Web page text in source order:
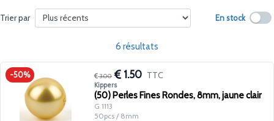
Trier par En stock
6 résultats
-50% 3.00 1.50 TTC
Kippers
(50) Perles Fines Rondes, 8mm, jaune clair
G 1113
50pcs / 8mm